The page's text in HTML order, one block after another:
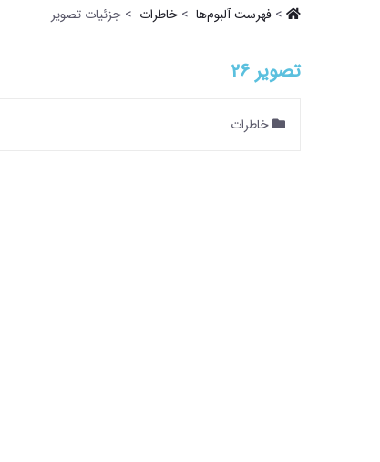
> فهرست آلبو‌م‌ها ‏ > خاطرات ‏ > جزئیات تصویر
تصویر 26
خاطرات